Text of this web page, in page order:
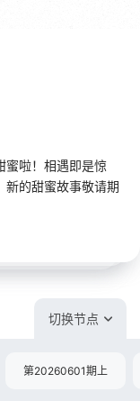
蜜啦！相遇即是惊
新的甜蜜故事敬请期
切换节点
第20260601期上